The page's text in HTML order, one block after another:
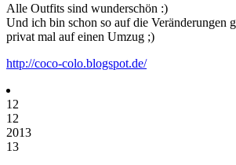
Alle Outfits sind wunderschön :)
Und ich bin schon so auf die Veränderungen
privat mal auf einen Umzug ;)
http://coco-colo.blogspot.de/
12
12
2013
13